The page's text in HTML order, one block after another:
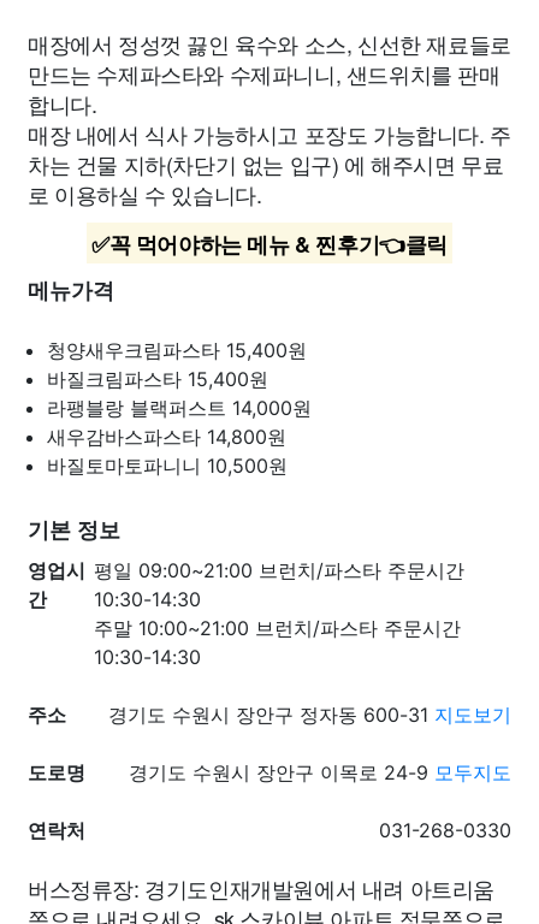
매장에서 정성껏 끓인 육수와 소스, 신선한 재료들로
만드는 수제파스타와 수제파니니, 샌드위치를 판매
합니다.
매장 내에서 식사 가능하시고 포장도 가능합니다. 주
차는 건물 지하(차단기 없는 입구) 에 해주시면 무료
로 이용하실 수 있습니다.
✅꼭 먹어야하는 메뉴 & 찐후기👈클릭
메뉴가격
청양새우크림파스타 15,400원
바질크림파스타 15,400원
라팽블랑 블랙퍼스트 14,000원
새우감바스파스타 14,800원
바질토마토파니니 10,500원
기본 정보
영업시
간
평일 09:00~21:00 브런치/파스타 주문시간
10:30-14:30
주말 10:00~21:00 브런치/파스타 주문시간
10:30-14:30
주소 경기도 수원시 장안구 정자동 600-31 지도보기
도로명 경기도 수원시 장안구 이목로 24-9 모두지도
연락처 031-268-0330
버스정류장: 경기도인재개발원에서 내려 아트리움